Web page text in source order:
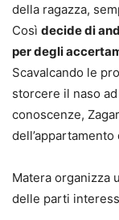
della ragazza,
Così decide di
per degli
Scavalcando le
storcere il naso
conoscenze,
Matera organizza
delle parti